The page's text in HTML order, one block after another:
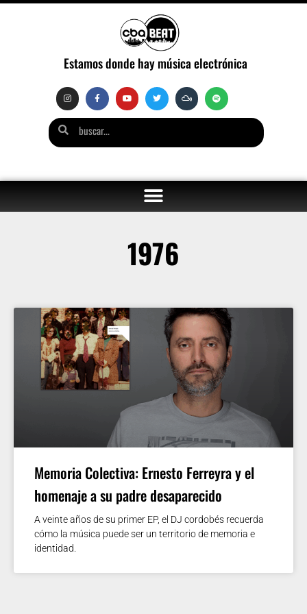
Estamos donde hay música electrónica
1976
Memoria Colectiva: Ernesto Ferreyra y el
homenaje a su padre desaparecido
A veinte años de su primer EP, el DJ cordobés recuerda
cómo la música puede ser un territorio de memoria e
identidad.